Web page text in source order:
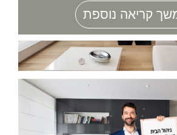
קריאה נוספת